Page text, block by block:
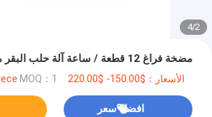
2
/
4
مضخة فراغ 12 قطعة / ساعة آلة حلب البقر مع دلو 25L
الأسعار：$150.00- $220.00 piece MOQ：1 مجموعة
افضل سعر